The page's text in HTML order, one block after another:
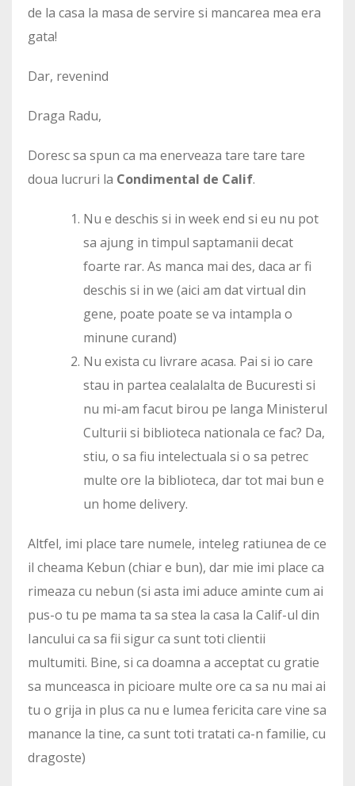
de la casa la masa de servire si mancarea mea era
gata!
Dar, revenind
Draga Radu,
Doresc sa spun ca ma enerveaza tare tare tare
doua lucruri la Condimental de Calif.
Nu e deschis si in week end si eu nu pot
sa ajung in timpul saptamanii decat
foarte rar. As manca mai des, daca ar fi
deschis si in we (aici am dat virtual din
gene, poate poate se va intampla o
minune curand)
Nu exista cu livrare acasa. Pai si io care
stau in partea cealalalta de Bucuresti si
nu mi-am facut birou pe langa Ministerul
Culturii si biblioteca nationala ce fac? Da,
stiu, o sa fiu intelectuala si o sa petrec
multe ore la biblioteca, dar tot mai bun e
un home delivery.
Altfel, imi place tare numele, inteleg ratiunea de ce
il cheama Kebun (chiar e bun), dar mie imi place ca
rimeaza cu nebun (si asta imi aduce aminte cum ai
pus-o tu pe mama ta sa stea la casa la Calif-ul din
Iancului ca sa fii sigur ca sunt toti clientii
multumiti. Bine, si ca doamna a acceptat cu gratie
sa munceasca in picioare multe ore ca sa nu mai ai
tu o grija in plus ca nu e lumea fericita care vine sa
manance la tine, ca sunt toti tratati ca-n familie, cu
dragoste)